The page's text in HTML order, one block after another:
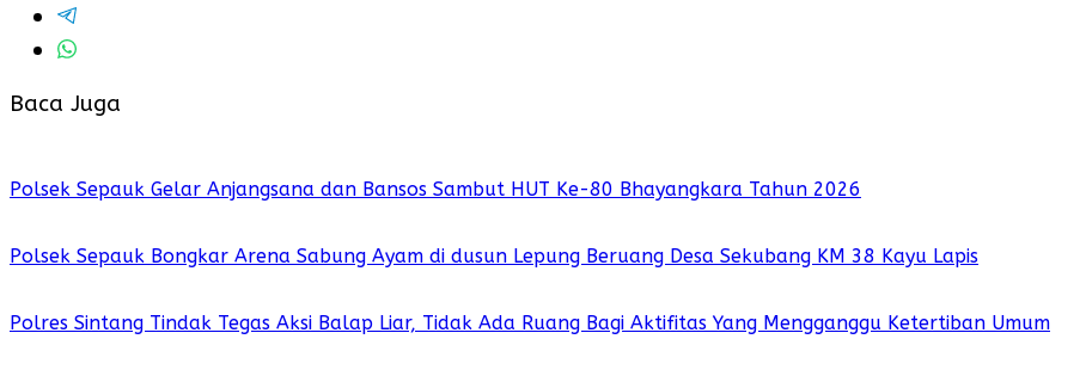
Baca Juga
Polsek Sepauk Gelar Anjangsana dan Bansos Sambut HUT Ke-80 Bhayangkara Tahun 2026
Polsek Sepauk Bongkar Arena Sabung Ayam di dusun Lepung Beruang Desa Sekubang KM 38 Kayu Lapis
Polres Sintang Tindak Tegas Aksi Balap Liar, Tidak Ada Ruang Bagi Aktifitas Yang Mengganggu Ketertiban Umum